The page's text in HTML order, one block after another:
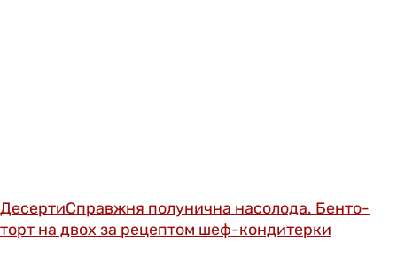
ДесертиСправжня полунична насолода. Бенто-
торт на двох за рецептом шеф-кондитерки